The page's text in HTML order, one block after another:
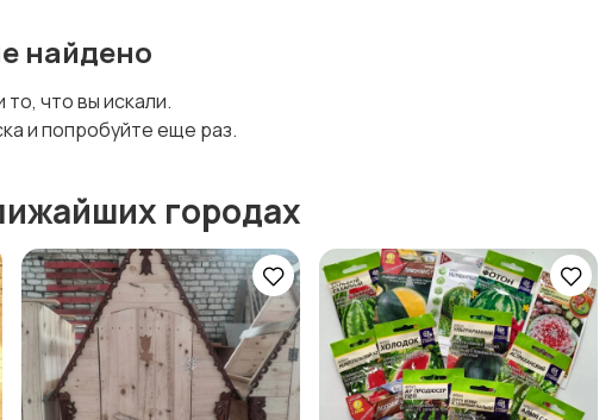
найдено
что вы искали.
и попробуйте еще раз.
городах